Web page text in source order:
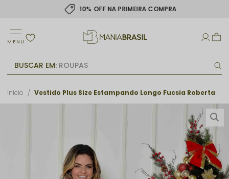
10% OFF NA PRIMEIRA COMPRA
MENU
BUSCAR EM: ROUPAS
Início Vestido Plus Size Estampando Longo Fucsia Roberta